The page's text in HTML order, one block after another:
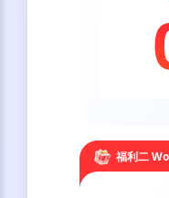
福利二